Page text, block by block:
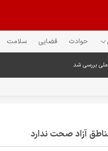
حوادث قضایی سلامت
ملی بررسی شد
آزاد صحت ندارد